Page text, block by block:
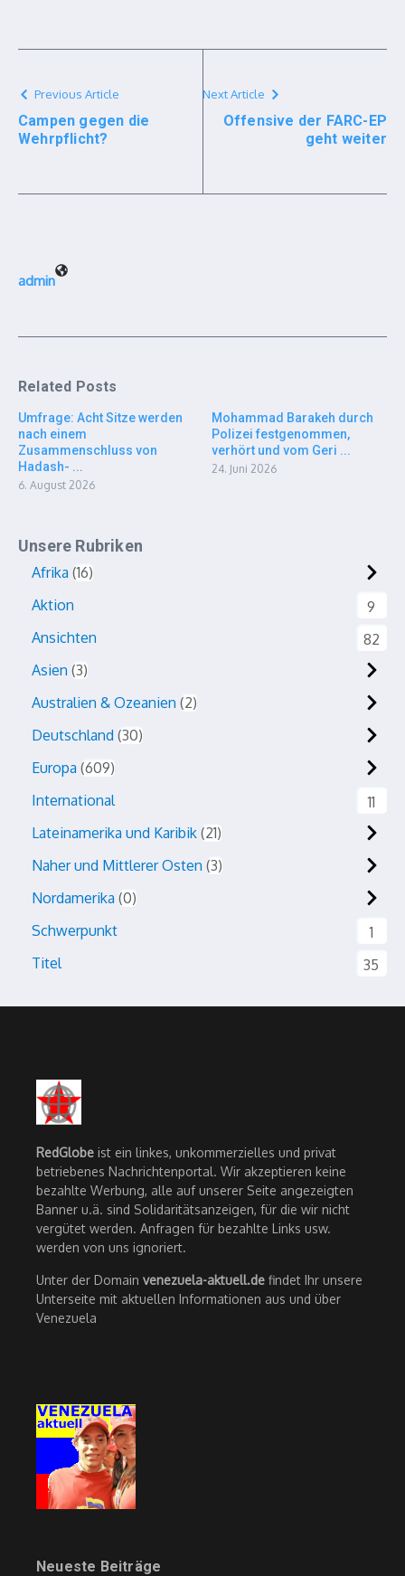
Previous Article
Campen gegen die
Wehrpflicht?
Next Article
Offensive der FARC-EP
geht weiter
admin
Related Posts
Umfrage: Acht Sitze werden
nach einem
Zusammenschluss von
Hadash- ...
6. August 2026
Mohammad Barakeh durch
Polizei festgenommen,
verhört und vom Geri ...
24. Juni 2026
Unsere Rubriken
Afrika 16
Aktion
9
Ansichten
82
Asien 3
Australien & Ozeanien 2
Deutschland 30
Europa 609
International
11
Lateinamerika und Karibik 21
Naher und Mittlerer Osten 3
Nordamerika 0
Schwerpunkt
1
Titel
35
RedGlobe ist ein linkes, unkommerzielles und privat
betriebenes Nachrichtenportal. Wir akzeptieren keine
bezahlte Werbung, alle auf unserer Seite angezeigten
Banner u.ä. sind Solidaritätsanzeigen, für die wir nicht
vergütet werden. Anfragen für bezahlte Links usw.
werden von uns ignoriert.
Unter der Domain venezuela-aktuell.de findet Ihr unsere
Unterseite mit aktuellen Informationen aus und über
Venezuela
Neueste Beiträge